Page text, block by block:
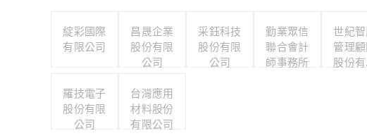
綻彩國際
有限公司
昌晟企業
股份有限
公司
采鈺科技
股份有限
公司
勤業眾信
聯合會計
師事務所
世紀
管理
股份有
羅技電子
股份有限
公司
台灣應用
材料股份
有限公司